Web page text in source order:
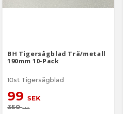
BH Tigersågblad Trä/metall
190mm 10-Pack
10st Tigersågblad
99 SEK
350SEK